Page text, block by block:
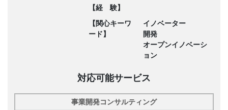
【経 験】
【関心キーワ
ード】
イノベーター
開発
オープンイノベーシ
ョン
対応可能サービス
事業開発コンサルティング